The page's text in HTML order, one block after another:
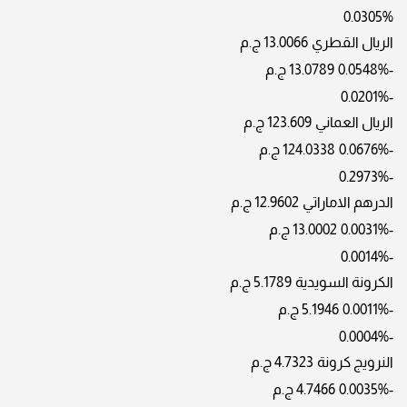
0.0305%
الريال القطري 13.0066 ج.م
-0.0548%
13.0789 ج.م
-0.0201%
الريال العماني 123.609 ج.م
-0.0676%
124.0338 ج.م
-0.2973%
الدرهم الاماراتي 12.9602 ج.م
-0.0031%
13.0002 ج.م
-0.0014%
الكرونة السويدية 5.1789 ج.م
-0.0011%
5.1946 ج.م
-0.0004%
النرويج كرونة 4.7323 ج.م
-0.0035%
4.7466 ج.م